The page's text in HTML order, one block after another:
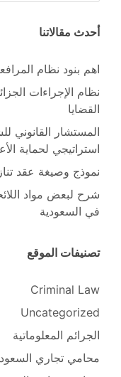
أحدث مقالاتنا
اهم بنود نظام
نظام الإجراءات
القضايا
المستشار القانوني
استراتيجي لحماية
نموذج وصيغة عقد
شرح لبعض مواد
في السعودية
تصنيفات الموقع
Criminal Law
Uncategorized
الجرائم المعلوماتية
محامي تجاري